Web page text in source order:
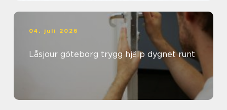
04. juli 2026
Låsjour göteborg trygg hjälp dygnet runt